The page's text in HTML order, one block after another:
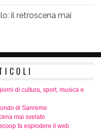
il retroscena mai
di cultura, sport, musica e
di Sanremo
mai svelato
fa esplodere il web